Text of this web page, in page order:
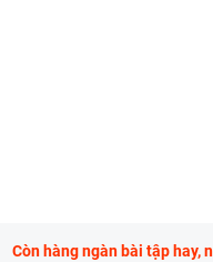
Còn hàng ngàn bài tập hay,